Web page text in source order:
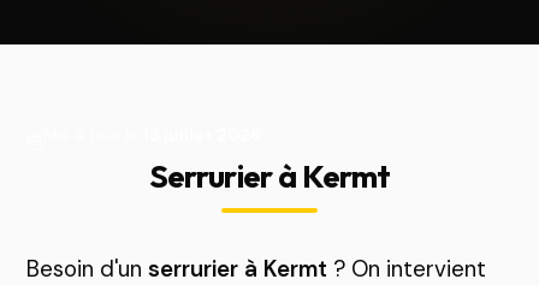
Serrurier à Kermt
Besoin d'unserrurier à Kermt ? On intervient